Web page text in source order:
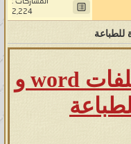
ونسأل الله أن
عملنا خالصاً
إليه ويرضينا
على العهد
لا نرضى حتى
بإذن الله
المشاركات :
2,224
بيانات النور على ملفات word و